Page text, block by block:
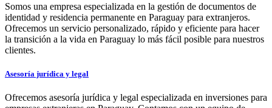
Somos una empresa especializada en la gestión de documentos de
identidad y residencia permanente en Paraguay para extranjeros.
Ofrecemos un servicio personalizado, rápido y eficiente para hacer
la transición a la vida en Paraguay lo más fácil posible para nuestros
clientes.
Asesoría jurídica y legal
Ofrecemos asesoría jurídica y legal especializada en inversiones para